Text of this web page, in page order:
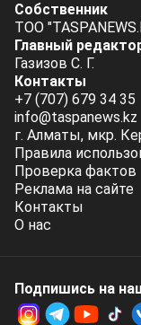
Собственник
ТОО
Главный
Газизов С. Г.
Контакты
+7 (707) 679 34 35
info@taspanews.kz
г. Алматы, мкр.
Правила
Проверка фактов
Реклама на сайте
Контакты
О нас
Подпишись на